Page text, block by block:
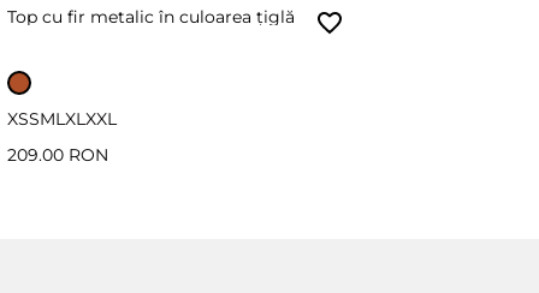
Top cu fir metalic în culoarea țiglă
XSSML XL XXL
209.00 RON